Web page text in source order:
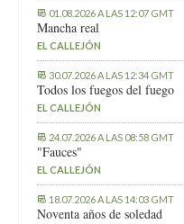
01.08.2026 A LAS 12:07 GMT
Mancha real
EL CALLEJÓN
30.07.2026 A LAS 12:34 GMT
Todos los fuegos del fuego
EL CALLEJÓN
24.07.2026 A LAS 08:58 GMT
"Fauces"
EL CALLEJÓN
18.07.2026 A LAS 14:03 GMT
Noventa años de soledad